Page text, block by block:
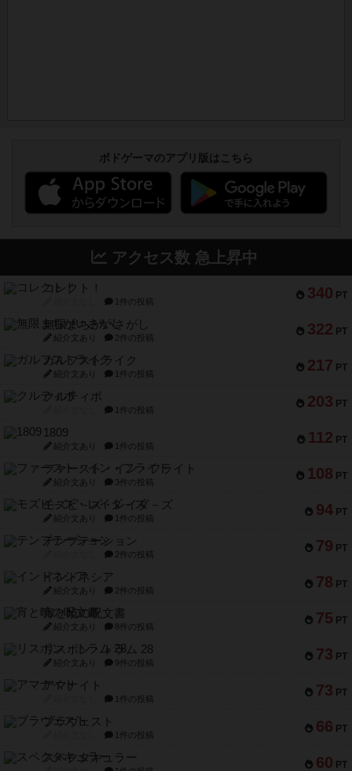
ボドゲーマのアプリ版はこちら
アクセス数 急上昇中
340 PT
コレクト！
1件の投稿
322 PT
無限まちがいさがし
紹介文あり 2件の投稿
217 PT
ガルフストライク
紹介文あり 1件の投稿
203 PT
クルティボ
1件の投稿
112 PT
1809
紹介文あり 1件の投稿
108 PT
ファースト・イン・フライト
紹介文あり 3件の投稿
94 PT
モズビ－ズ・レイダ－ズ
紹介文あり 1件の投稿
79 PT
テンプテーション
2件の投稿
78 PT
インドネシア
紹介文あり 2件の投稿
75 PT
宵と暁の呪文書
紹介文あり 8件の投稿
73 PT
リスボン・トラム 28
紹介文あり 9件の投稿
73 PT
アマナイト
1件の投稿
66 PT
ブラヴェスト
1件の投稿
60 PT
スペクタキュラー